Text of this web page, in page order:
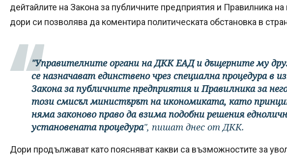
дейтайлите на Закона за публичните предприятия и Правилника на
дори си позволява да коментира политическата обстановка в
"Управителните органи на ДКК ЕАД и дъщерните му
се назначават единствено чрез специална процедура в
Закона за публичните предприятия и Правилника за
този смисъл министърът на икономиката, като
няма законово право да взима подобни решения
установената процедура", пишат днес от ДКК.
Дори продължават като поясняват какви са възможностите за